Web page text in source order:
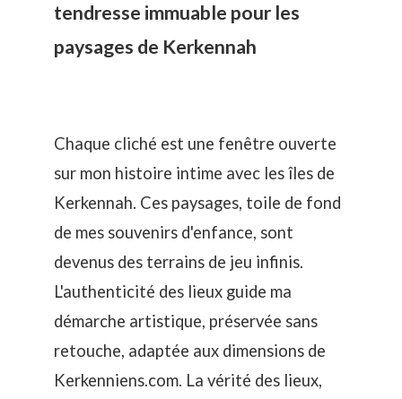
tendresse immuable pour les
paysages de Kerkennah
Chaque cliché est une fenêtre ouverte
sur mon histoire intime avec les îles de
Kerkennah. Ces paysages, toile de fond
de mes souvenirs d'enfance, sont
devenus des terrains de jeu infinis.
L'authenticité des lieux guide ma
démarche artistique, préservée sans
retouche, adaptée aux dimensions de
Kerkenniens.com. La vérité des lieux,